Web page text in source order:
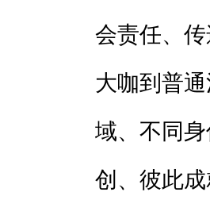
会责任、
大咖到普
域、不同
创、彼此